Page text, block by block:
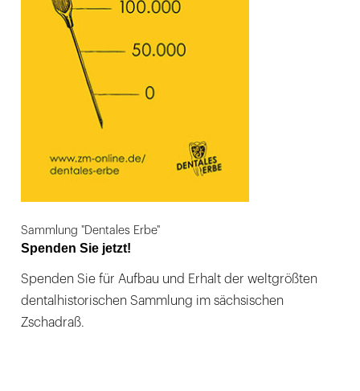
Sammlung "Dentales Erbe"
Spenden Sie jetzt!
Spenden Sie für Aufbau und Erhalt der weltgrößten
dentalhistorischen Sammlung im sächsischen
Zschadraß.